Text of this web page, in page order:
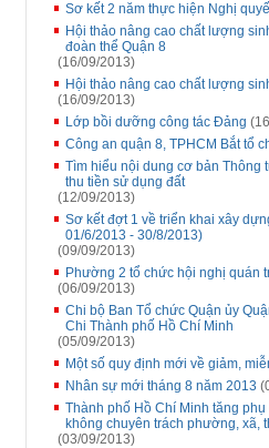
Sơ kết 2 năm thực hiện Nghị
Hội thảo nâng cao chất lượng
đoàn thể Quận 8
(16/09/2013)
Hội thảo nâng cao chất lượng
(16/09/2013)
Lớp bồi dưỡng công tác Đảng
Công an quận 8, TPHCM Bắt tổ
Tìm hiểu nội dung cơ bản Thông
thu tiền sử dụng đất
(12/09/2013)
Sơ kết đợt 1 về triển khai xây
01/6/2013 - 30/8/2013)
(09/09/2013)
Phường 2 tổ chức hội nghị quán
(06/09/2013)
Chi bộ Ban Tổ chức Quận ủy
Chi Thành phố Hồ Chí Minh
(05/09/2013)
Một số quy định mới về giảm,
Nhân sự mới tháng 8 năm 2013
Thành phố Hồ Chí Minh tăng
không chuyên trách phường, xã,
(03/09/2013)